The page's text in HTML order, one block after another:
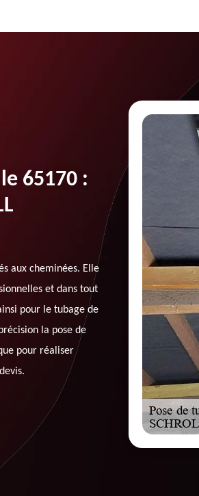
65170 :
aux cheminées. Elle
et dans tout
pour le tubage de
la pose de
pour réaliser